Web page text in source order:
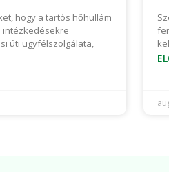
hogy a tartós hőhullám
intézkedésekre
úti ügyfélszolgálata,